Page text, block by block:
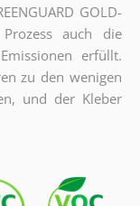
GOLD-
auch die
erfüllt.
zu den wenigen
und der Kleber